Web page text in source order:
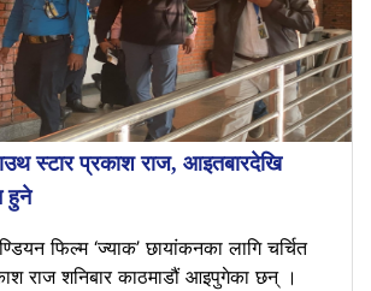
स्टार प्रकाश राज, आइतबारदेखि
हुने
फिल्म ‘ज्याक’ छायांकनका लागि चर्चित
राज शनिबार काठमाडौं आइपुगेका छन् ।